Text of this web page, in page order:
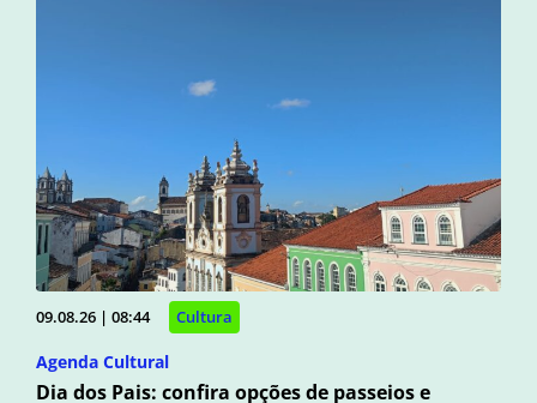
09.08.26 | 08:44 Cultura
Agenda Cultural
Dia dos Pais: confira opções de passeios e